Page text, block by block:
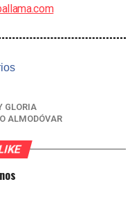
GLORIA
ALMODÓVAR